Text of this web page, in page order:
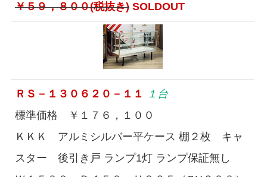
￥５９，８００(税抜き) SOLDOUT
ＲＳ－１３０６２０－１１
１台
標準価格 ￥１７６，１００
ＫＫＫ アルミシルバー平ケース 棚２枚 キャ
スター 後引き戸 ランプ1灯 ランプ保証無し